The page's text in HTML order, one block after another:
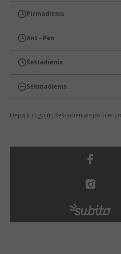
Pirmadienis
Ant - Pen
Šeštadienis
Sekmadienis
Liepą ir rugpjūtį šeštadieniais po pietų